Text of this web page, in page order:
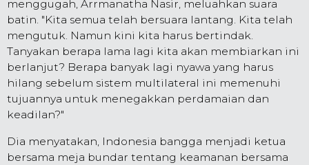
menggugah, Arrmanatha Nasir, meluahkan suara
batin. "Kita semua telah bersuara lantang. Kita telah
mengutuk. Namun kini kita harus bertindak.
Tanyakan berapa lama lagi kita akan membiarkan ini
berlanjut? Berapa banyak lagi nyawa yang harus
hilang sebelum sistem multilateral ini memenuhi
tujuannya untuk menegakkan perdamaian dan
keadilan?"
Dia menyatakan, Indonesia bangga menjadi ketua
bersama meja bundar tentang keamanan bersama